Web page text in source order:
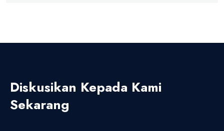
Diskusikan Kepada Kami
Sekarang